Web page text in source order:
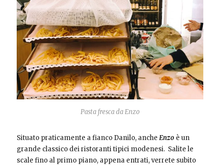
Pasta fresca da Enzo
Situato praticamente a fianco Danilo, anche Enzo è un
grande classico dei ristoranti tipici modenesi. Salite le
scale fino al primo piano, appena entrati, verrete subito